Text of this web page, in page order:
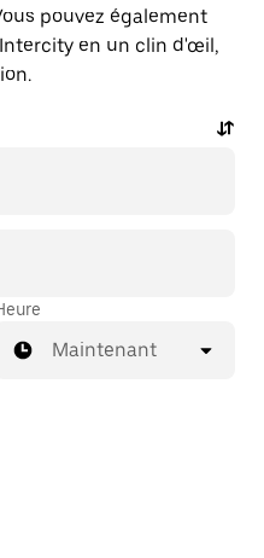
pouvez également
en un clin d'œil,
Maintenant